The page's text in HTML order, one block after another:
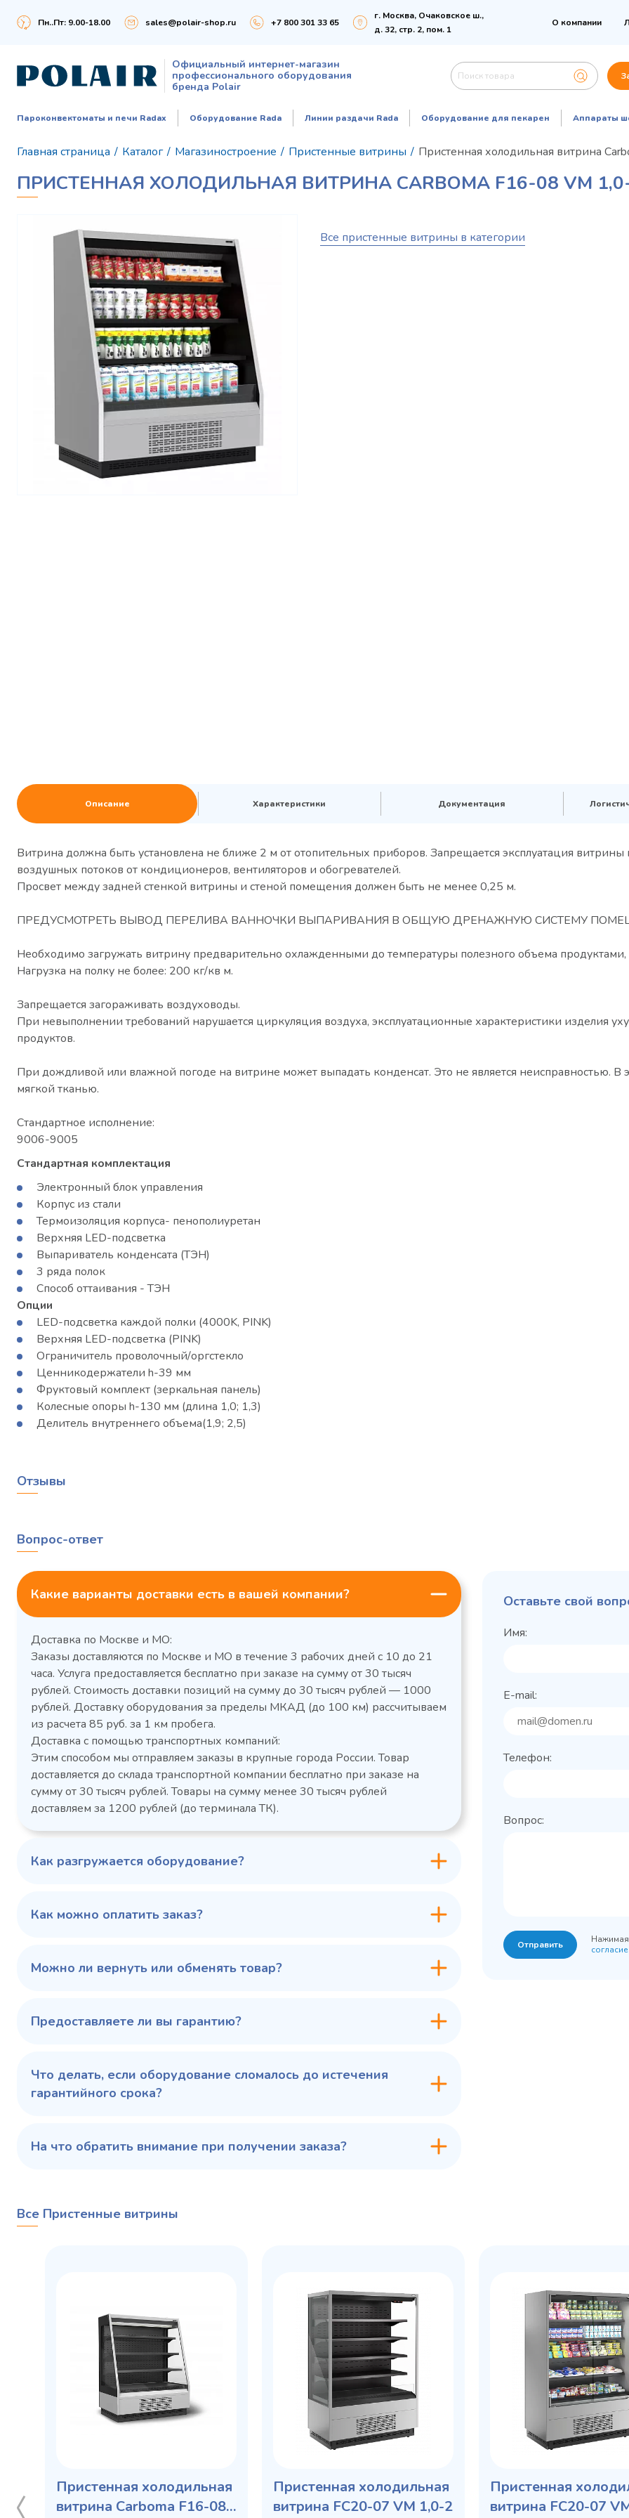
Пн..Пт: 9.00-18.00 sales@polair-shop.ru +7 800 301 33 65
г. Москва, Очаковское ш.,
д. 32, стр. 2, пом. 1
О компании
Официальный интернет-магазин
профессионального оборудования
бренда Polair
Пароконвектоматы и печи Radax Оборудование Rada Линии раздачи Rada Оборудование для пекарен Аппараты
Главная страница / Каталог / Магазиностроение / Пристенные витрины / Пристенная холодильная витрина
ПРИСТЕННАЯ ХОЛОДИЛЬНАЯ ВИТРИНА CARBOMA F16-08 VM
Все пристенные витрины в категории
Описание Характеристики Документация
Витрина должна быть установлена не ближе 2 м от отопительных приборов. Запрещается эксплуатация
воздушных потоков от кондиционеров, вентиляторов и обогревателей.
Просвет между задней стенкой витрины и стеной помещения должен быть не менее 0,25 м.
ПРЕДУСМОТРЕТЬ ВЫВОД ПЕРЕЛИВА ВАННОЧКИ ВЫПАРИВАНИЯ В ОБЩУЮ ДРЕНАЖНУЮ СИСТЕМУ
Необходимо загружать витрину предварительно охлажденными до температуры полезного объема продуктами,
Нагрузка на полку не более: 200 кг/кв м.
Запрещается загораживать воздуховоды.
При невыполнении требований нарушается циркуляция воздуха, эксплуатационные характеристики изделия
продуктов.
При дождливой или влажной погоде на витрине может выпадать конденсат. Это не является неисправностью. В
мягкой тканью.
Стандартное исполнение:
9006-9005
Стандартная комплектация
Электронный блок управления
Корпус из стали
Термоизоляция корпуса- пенополиуретан
Верхняя LED-подсветка
Выпариватель конденсата (ТЭН)
3 ряда полок
Способ оттаивания - ТЭН
Опции
LED-подсветка каждой полки (4000K, PINK)
Верхняя LED-подсветка (PINK)
Ограничитель проволочный/оргстекло
Ценникодержатели h-39 мм
Фруктовый комплект (зеркальная панель)
Колесные опоры h-130 мм (длина 1,0; 1,3)
Делитель внутреннего объема(1,9; 2,5)
Холодильный шкаф Polair
CM105-G из нержавеющей
стали
Расход
электроэнергии за
сутки, кВт/ч, не
3,5
размеры (Д х Ш х В),
режим, °C
100 343 ₽ ✓ В наличии
Холодильный стол Polair
TM2-G
среднетемпературный
Артикул 1050421d
Габаритные
размеры (Д х Ш х В),
мм
1200x605x850/91
0
Серия столов
Grande -
102 797 ₽ ✓ В наличии
Холодильный
Polair ШХФ-0,2
Расход
Габаритные
60 775 ₽
Отзывы
Вопрос-ответ
Какие варианты доставки есть в вашей компании?
Доставка по Москве и МО:
Заказы доставляются по Москве и МО в течение 3 рабочих дней с 10 до 21
часа. Услуга предоставляется бесплатно при заказе на сумму от 30 тысяч
рублей. Стоимость доставки позиций на сумму до 30 тысяч рублей — 1000
рублей. Доставку оборудования за пределы МКАД (до 100 км) рассчитываем
из расчета 85 руб. за 1 км пробега.
Доставка с помощью транспортных компаний:
Этим способом мы отправляем заказы в крупные города России. Товар
доставляется до склада транспортной компании бесплатно при заказе на
сумму от 30 тысяч рублей. Товары на сумму менее 30 тысяч рублей
доставляем за 1200 рублей (до терминала ТК).
Как разгружается оборудование?
Как можно оплатить заказ?
Можно ли вернуть или обменять товар?
Предоставляете ли вы гарантию?
Что делать, если оборудование сломалось до истечения
гарантийного срока?
На что обратить внимание при получении заказа?
Оставьте свой
Имя:
E-mail:
Телефон:
Вопрос:
Отправить
Нажимая
Все Пристенные витрины
Пристенная холодильная
витрина Carboma F16-08
Пристенная холодильная
витрина FC20-07 VM 1,0-2
Пристенная
витрина FC20-07